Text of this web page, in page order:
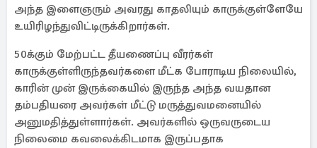
அந்த இளைஞரும் அவரது காதலியும் காருக்குள்ளேயே
உயிரிழந்துவிட்டிருக்கிறார்கள்.
50க்கும் மேற்பட்ட தீயணைப்பு வீரர்கள்
காருக்குள்ளிருந்தவர்களை மீட்க போராடிய நிலையில்,
காரின் முன் இருக்கையில் இருந்த அந்த வயதான
தம்பதியரை அவர்கள் மீட்டு மருத்துவமனையில்
அனுமதித்துள்ளார்கள். அவர்களில் ஒருவருடைய
நிலைமை கவலைக்கிடமாக இருப்பதாக